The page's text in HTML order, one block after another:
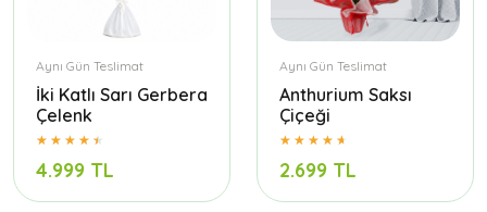
Aynı Gün Teslimat
İki Katlı Sarı Gerbera
Çelenk
4.999 TL
Aynı Gün Teslimat
Anthurium Saksı
Çiçeği
2.699 TL